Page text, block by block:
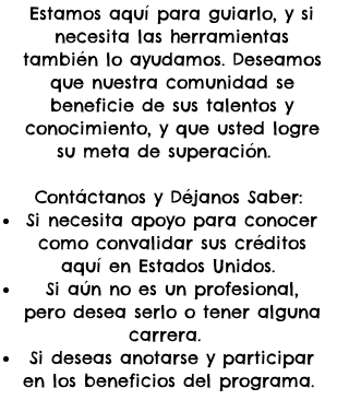
Estamos aquí para guiarlo, y si
necesita las herramientas
también lo ayudamos. Deseamos
que nuestra comunidad se
beneficie de sus talentos y
conocimiento, y que usted logre
su meta de superación.
Contáctanos y Déjanos Saber:
Si necesita apoyo para conocer
como convalidar sus créditos
aquí en Estados Unidos.
Si aún no es un profesional,
pero desea serlo o tener alguna
carrera.
Si deseas anotarse y participar
en los beneficios del programa.